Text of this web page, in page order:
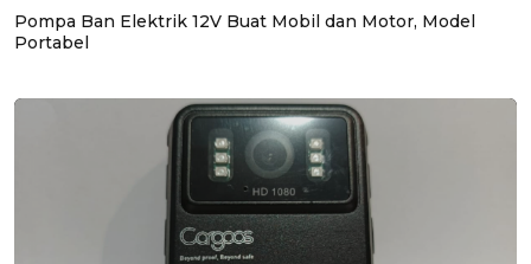
Pompa Ban Elektrik 12V Buat Mobil dan Motor, Model
Portabel